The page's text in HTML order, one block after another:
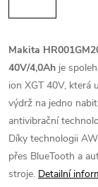
Makita
40V/4,0Ah je
ion XGT 40V, která
výdrž na jedno
antivibrační
Díky technologii
přes BlueTooth a
stroje. Detailní